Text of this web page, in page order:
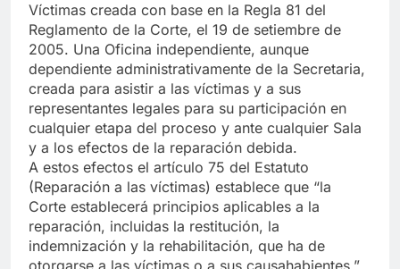
Víctimas creada con base en la Regla 81 del
Reglamento de la Corte, el 19 de setiembre de
2005. Una Oficina independiente, aunque
dependiente administrativamente de la Secretaria,
creada para asistir a las víctimas y a sus
representantes legales para su participación en
cualquier etapa del proceso y ante cualquier Sala
y a los efectos de la reparación debida.
A estos efectos el artículo 75 del Estatuto
(Reparación a las víctimas) establece que “la
Corte establecerá principios aplicables a la
reparación, incluidas la restitución, la
indemnización y la rehabilitación, que ha de